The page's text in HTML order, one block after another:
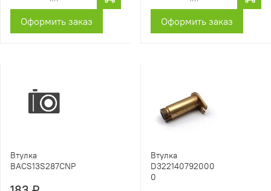
Оформить заказ Оформить заказ
Втулка
BACS13S287CNP
Втулка
D322140792000
0